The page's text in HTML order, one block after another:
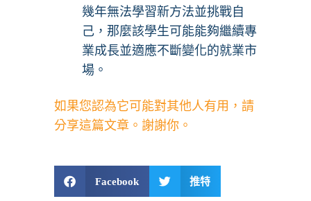
幾年無法學習新方法並挑戰自
己，那麼該學生可能能夠繼續專
業成長並適應不斷變化的就業市
場。
如果您認為它可能對其他人有用，請
分享這篇文章。謝謝你。
Facebook 推特